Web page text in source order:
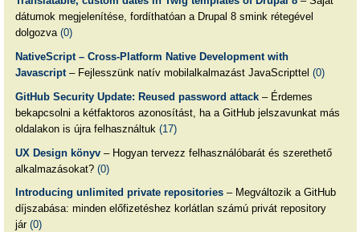
dátumok megjelenítése, fordíthatóan a Drupal 8 smink rétegével
dolgozva (0)
NativeScript – Cross-Platform Native Development with
Javascript– Fejlesszünk natív mobilalkalmazást JavaScripttel (0)
GitHub Security Update: Reused password attack– Érdemes
bekapcsolni a kétfaktoros azonosítást, ha a GitHub jelszavunkat más
oldalakon is újra felhasználtuk (17)
UX Design könyv– Hogyan tervezz felhasználóbarát és szerethető
alkalmazásokat? (0)
Introducing unlimited private repositories– Megváltozik a GitHub
díjszabása: minden előfizetéshez korlátlan számú privát repository
jár (0)